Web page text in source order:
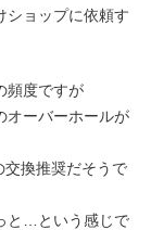
ショップに依頼す
頻度ですが
オーバーホールが
交換推奨だそうで
と…という感じで